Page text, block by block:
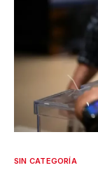
SIN CATEGORÍA